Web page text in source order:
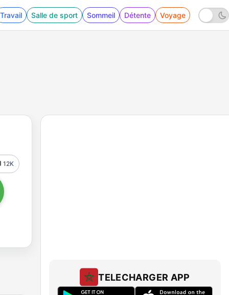
Travail Salle de sport Sommeil Détente Voyage
12K
TELECHARGER APP